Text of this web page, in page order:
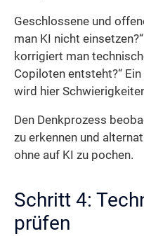
Geschlossene und
man KI nicht
korrigiert man
Copiloten entsteht?“
wird hier
Den Denkprozess
zu erkennen und
ohne auf KI zu pochen.
Schritt 4:
prüfen